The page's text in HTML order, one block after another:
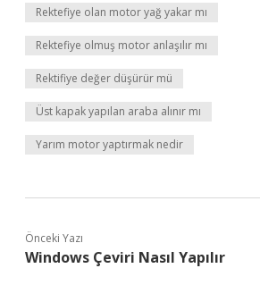
Rektefiye olan motor yağ yakar mı
Rektefiye olmuş motor anlaşılır mı
Rektifiye değer düşürür mü
Üst kapak yapılan araba alınır mı
Yarım motor yaptırmak nedir
Önceki Yazı
Windows Çeviri Nasıl Yapılır